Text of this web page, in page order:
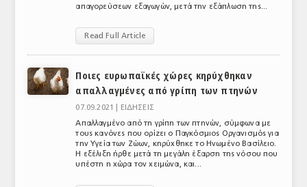
ΕΥΡΩΠΑΪΚΕΣ ΑΠΟΦΑΣΕΙΣ
ΘΕΜΑΤΑ
ΑΝΑΛΥΣΕΙΣ
ΕΜΠΟΡΙΚΟΣ ΚΑΤΑΛΟΓΟΣ
ΠΑΡΑΓΩΓΗ & ΕΜΠΟΡΙΑ
απαγορεύσεων εξαγωγών, μετά την εξάπλωση της...
Read Full Article
Ποιες ευρωπαϊκές χώρες κηρύχθηκαν
απαλλαγμένες από γρίπη των πτηνών
07.09.2021 |
ΕΙΔΗΣΕΙΣ
Απαλλαγμένο από τη γρίπη των πτηνών, σύμφωνα με
τους κανόνες που ορίζει ο Παγκόσμιος Οργανισμός για
την Υγεία των Ζώων, κηρύχθηκε το Ηνωμένο Βασίλειο.
Η εξέλιξη ήρθε μετά τη μεγάλη έξαρση της νόσου που
υπέστη η χώρα τον χειμώνα, και...